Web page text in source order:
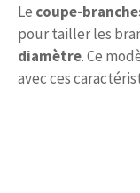
Le coupe-
pour tailler les
diamètre. Ce
avec ces